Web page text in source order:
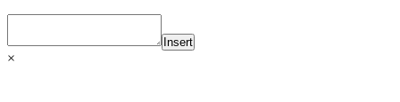
Insert
×